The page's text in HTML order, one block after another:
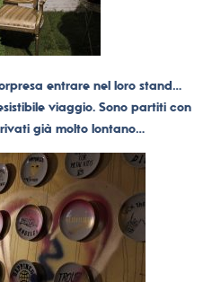
entrare nel loro stand…
viaggio. Sono partiti con
già molto lontano…